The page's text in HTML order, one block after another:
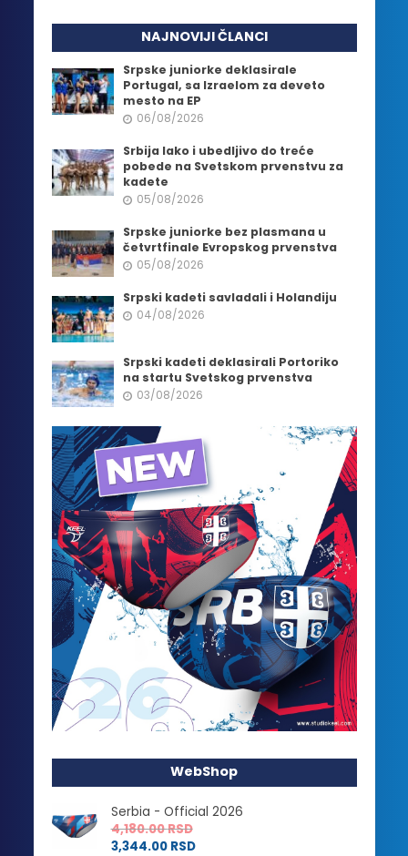
NAJNOVIJI ČLANCI
Srpske juniorke deklasirale
Portugal, sa Izraelom za deveto
mesto na EP
06/08/2026
Srbija lako i ubedljivo do treće
pobede na Svetskom prvenstvu za
kadete
05/08/2026
Srpske juniorke bez plasmana u
četvrtfinale Evropskog prvenstva
05/08/2026
Srpski kadeti savladali i Holandiju
04/08/2026
Srpski kadeti deklasirali Portoriko
na startu Svetskog prvenstva
03/08/2026
WebShop
Serbia - Official 2026
4,180.00RSD
3,344.00 RSD